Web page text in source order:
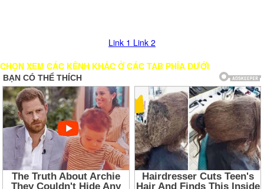
Link 1 Link 2
CHỌN XEM CÁC KÊNH KHÁC Ở CÁC TAB PHÍA DƯỚI